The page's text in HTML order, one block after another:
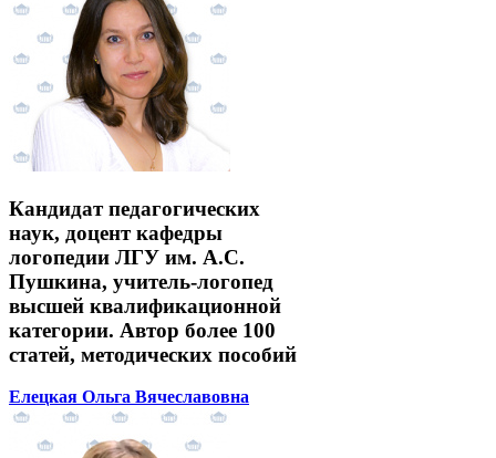
Кандидат педагогических
наук, доцент кафедры
логопедии ЛГУ им. А.С.
Пушкина, учитель-логопед
высшей квалификационной
категории. Автор более 100
статей, методических пособий
Елецкая Ольга Вячеславовна